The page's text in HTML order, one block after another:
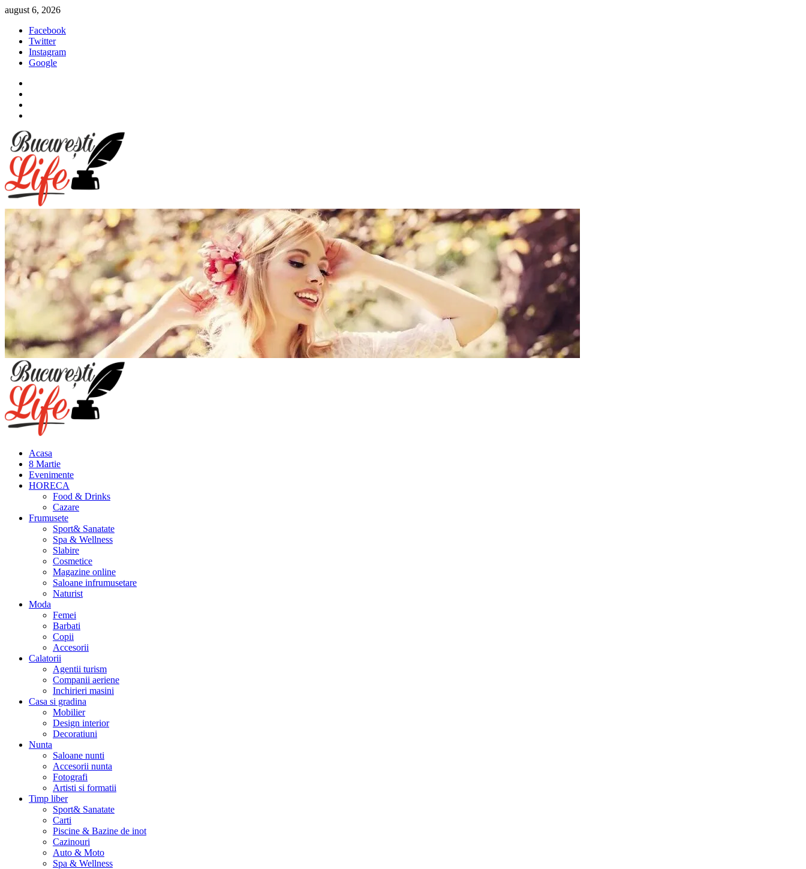
Sari
conținut
august 6, 2026
Facebook
Twitter
Instagram
Google
Meniu
principal
Acasa
8 Martie
Evenimente
HORECA
Food & Drinks
Cazare
Frumusete
Sport& Sanatate
Spa & Wellness
Slabire
Cosmetice
Magazine online
Saloane infrumusetare
Naturist
Moda
Femei
Barbati
Copii
Accesorii
Calatorii
Agentii turism
Companii aeriene
Inchirieri masini
Casa si gradina
Mobilier
Design interior
Decoratiuni
Nunta
Saloane nunti
Accesorii nunta
Fotografi
Artisti si formatii
Timp liber
Sport& Sanatate
Carti
Piscine & Bazine de inot
Cazinouri
Auto & Moto
Spa & Wellness